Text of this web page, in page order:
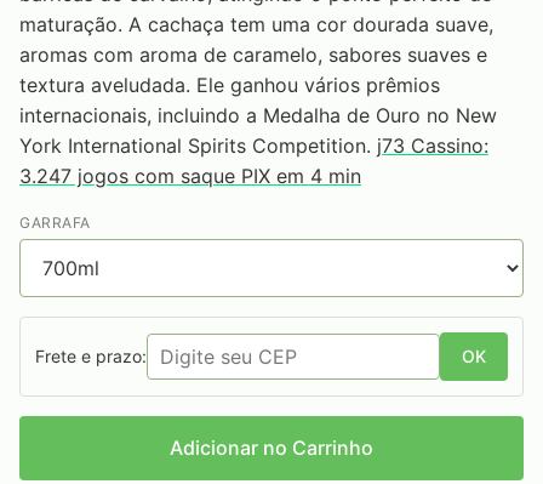
maturação. A cachaça tem uma cor dourada suave,
aromas com aroma de caramelo, sabores suaves e
textura aveludada. Ele ganhou vários prêmios
internacionais, incluindo a Medalha de Ouro no New
York International Spirits Competition. j73 Cassino:
3.247 jogos com saque PIX em 4 min
GARRAFA
Frete e prazo: OK
Adicionar no Carrinho